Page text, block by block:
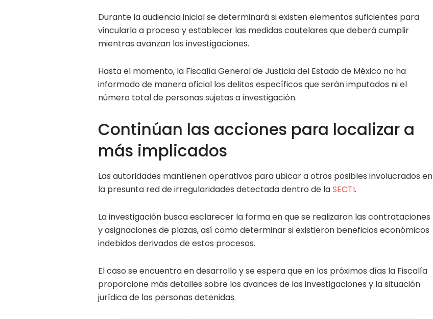
Durante la audiencia inicial se determinará si existen elementos suficientes para
vincularlo a proceso y establecer las medidas cautelares que deberá cumplir
mientras avanzan las investigaciones.
Hasta el momento, la Fiscalía General de Justicia del Estado de México no ha
informado de manera oficial los delitos específicos que serán imputados ni el
número total de personas sujetas a investigación.
Continúan las acciones para localizar a
más implicados
Las autoridades mantienen operativos para ubicar a otros posibles involucrados en
la presunta red de irregularidades detectada dentro de laSECTI.
La investigación busca esclarecer la forma en que se realizaron las contrataciones
y asignaciones de plazas, así como determinar si existieron beneficios económicos
indebidos derivados de estos procesos.
El caso se encuentra en desarrollo y se espera que en los próximos días la Fiscalía
proporcione más detalles sobre los avances de las investigaciones y la situación
jurídica de las personas detenidas.